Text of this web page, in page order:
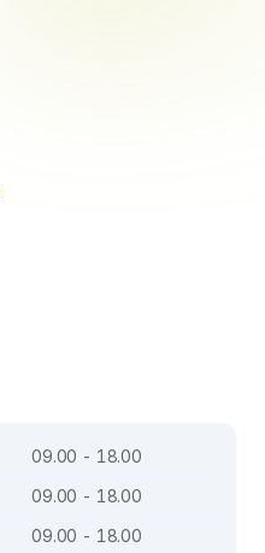
09.00 - 18.00
09.00 - 18.00
09.00 - 18.00